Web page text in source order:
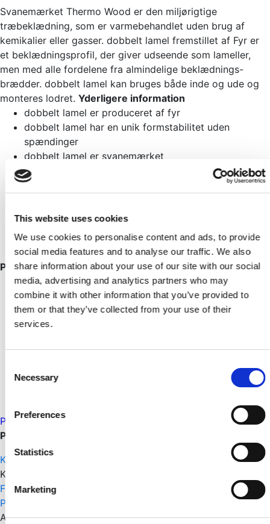
This website uses cookies
We use cookies to personalise content and ads, to provide
social media features and to analyse our traffic. We also
share information about your use of our site with our social
media, advertising and analytics partners who may
combine it with other information that you’ve provided to
them or that they’ve collected from your use of their
services.
Selection
Necessary
Preferences
Statistics
Marketing
Svanemærket Thermo Wood er den miljørigtige
træbeklædning, som er varmebehandlet uden brug af
kemikalier eller gasser. dobbelt lamel fremstillet af Fyr er
et beklædningsprofil, der giver udseende som lameller,
men med alle fordelene fra almindelige beklædnings-
brædder. dobbelt lamel kan bruges både inde og ude og
monteres lodret. Yderligere information
dobbelt lamel er produceret af fyr
dobbelt lamel har en unik formstabilitet uden
spændinger
dobbelt lamel er svanemærket
Behandling ved min. 212 grader giver varighedsklasse
2 med minimum 30 års funktionstid som ubehandlet
Ubehandlet dobbelt lamel patinerer til en smuk
Resistent overfor trænedbrydende svampe
Produktdetaljer
Dimension: 38x125mm færdigmål 33x117mm
Kvalitet: Prima
PROFIL: 6255P
Dæk mål: 107 mm
Længde 3 Meter
Sort malet (grundet 4 sider, topmalet 1 flade & 2
PRODUKTDATABLAD
På lager
Kontakt os
Kategorier:
Facadebeklædning
Op til 60 m²,
Pakkesalg
Andre har også set